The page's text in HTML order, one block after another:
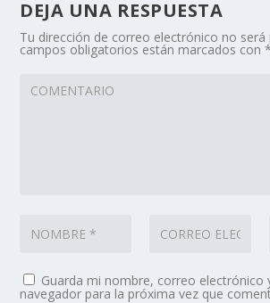
DEJA UNA RESPUESTA
Tu dirección de correo electrónico no será
campos obligatorios están marcados con*
Guarda mi nombre, correo electrónico
navegador para la próxima vez que